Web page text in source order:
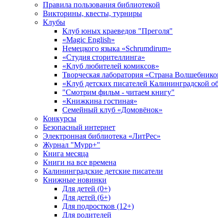
Правила пользования библиотекой
Викторины, квесты, турниры
Клубы
Клуб юных краеведов "Преголя"
«Magic English»
Немецкого языка «Schrumdirum»
«Студия сторителлинга»
«Клуб любителей комиксов»
Творческая лаборатория «Страна
«Клуб детских писателей Калининградской
"Смотрим фильм - читаем книгу"
«Книжкина гостиная»
Семейный клуб «Домовёнок»
Конкурсы
Безопасный интернет
Электронная библиотека «ЛитРес»
Журнал "Мурр+"
Книга месяца
Книги на все времена
Калининградские детские писатели
Книжные новинки
Для детей (0+)
Для детей (6+)
Для подростков (12+)
Для родителей